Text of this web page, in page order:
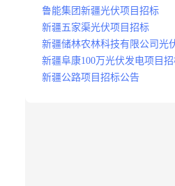
鲁能集团新疆光伏项目招标
新疆五家渠光伏项目招标
新疆储林农林科技有限公司光
新疆阜康100万光伏发电项目
新疆公路项目招标公告